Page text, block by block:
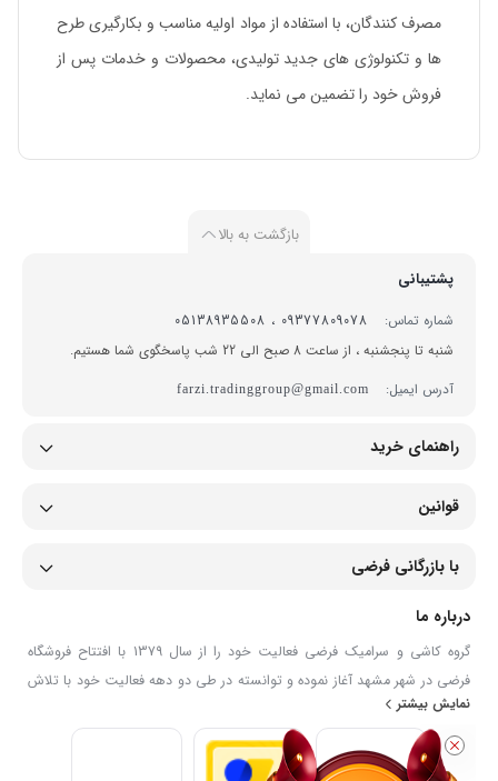
مصرف کنندگان، با استفاده از مواد اولیه مناسب و بکارگیری طرح
ها و تکنولوژی های جدید تولیدی، محصولات و خدمات پس از
فروش خود را تضمین می نماید.
بازگشت به بالا
پشتیبانی
شماره تماس:
09377809078 ، 05138935508
شنبه تا پنجشنبه ، از ساعت 8 صبح الی 22 شب پاسخگوی شما هستیم.
آدرس ایمیل:
farzi.tradinggroup@gmail.com
راهنمای خرید
قوانین
با بازرگانی فرضی
درباره ما
گروه کاشی و سرامیک فرضی فعالیت خود را از سال 1379 با افتتاح فروشگاه
فرضی در شهر مشهد آغاز نموده و توانسته در طی دو دهه فعالیت خود با تلاش
و بکار گیری نیروهای توانمند و با اخذ نمایندگی از برند های لوکس و معتبر
ایرانی (کاشی لوتوس ، اسلب های زیگما ، سرامیک های برند SWT ، وان و
جکوزی شاینی ، شیرآلات کلار ، شیرآلات شودر ، محصولات داتیس و...) در زمینه
نمایش بیشتر